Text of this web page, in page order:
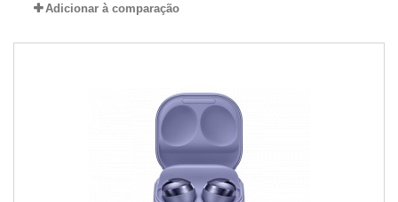
Adicionar à comparação